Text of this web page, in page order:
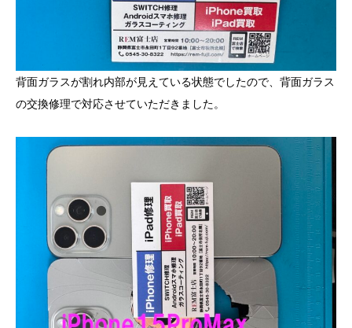
背面ガラスが割れ内部が見えている状態でしたので、背面ガラス
の交換修理で対応させていただきました。